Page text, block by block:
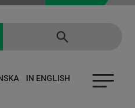
IN ENGLISH